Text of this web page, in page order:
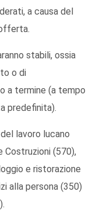
a causa del
stabili, ossia
o di
a termine (a tempo
predefinita).
lavoro lucano
(570),
e ristorazione
alla persona (350)